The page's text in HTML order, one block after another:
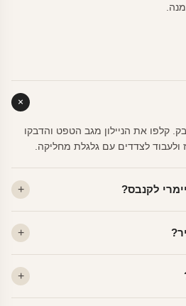
קלפו את הניילון מגב הטפט והדבקו
לצדדים עם גלגלת מחליקה.
לקנבס?
מט.
וזכוכית.